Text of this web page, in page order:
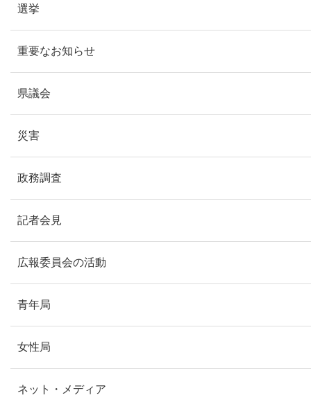
選挙
重要なお知らせ
県議会
災害
政務調査
記者会見
広報委員会の活動
青年局
女性局
ネット・メディア